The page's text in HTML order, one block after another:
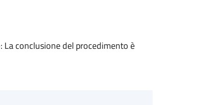
conclusione del procedimento è